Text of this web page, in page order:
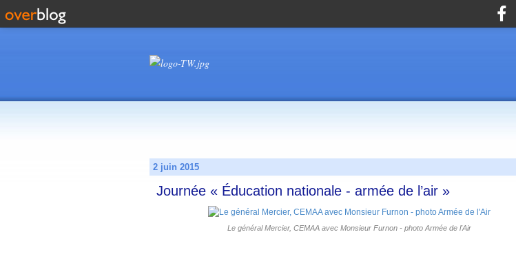
2 juin 2015
Journée « Éducation nationale - armée de l’air »
Le général Mercier, CEMAA avec Monsieur Furnon - photo Armée de l'Air